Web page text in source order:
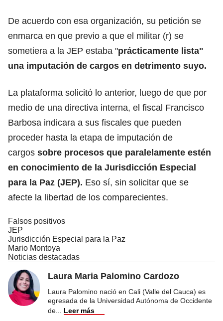
De acuerdo con esa organización, su petición se
enmarca en que previo a que el militar (r) se
sometiera a la JEP estaba "prácticamente lista"
una imputación de cargos en detrimento suyo.
La plataforma solicitó lo anterior, luego de que por
medio de una directiva interna, el fiscal Francisco
Barbosa indicara a sus fiscales que pueden
proceder hasta la etapa de imputación de
cargos sobre procesos que paralelamente estén
en conocimiento de la Jurisdicción Especial
para la Paz (JEP). Eso sí, sin solicitar que se
afecte la libertad de los comparecientes.
Falsos positivos
JEP
Jurisdicción Especial para la Paz
Mario Montoya
Noticias destacadas
Laura Maria Palomino Cardozo
Laura Palomino nació en Cali (Valle del Cauca) es
egresada de la Universidad Autónoma de Occidente
de
Leer más